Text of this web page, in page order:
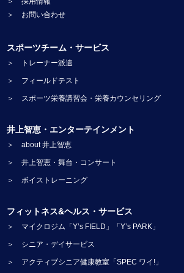
＞ お問い合わせ
スポーツチーム・サービス
＞ トレーナー派遣
＞ フィールドテスト
＞ スポーツ栄養講習会・栄養カウンセリング
井上智恵・エンターテインメント
＞ about 井上智恵
＞ 井上智恵・舞台・コンサート
＞ ボイストレーニング
フィットネス&ヘルス・サービス
＞ マイクロジム「Y’s FIELD」「Y’s PARK」
＞ シニア・デイサービス
＞ アクティブシニア健康教室「SPEC ワイ!」